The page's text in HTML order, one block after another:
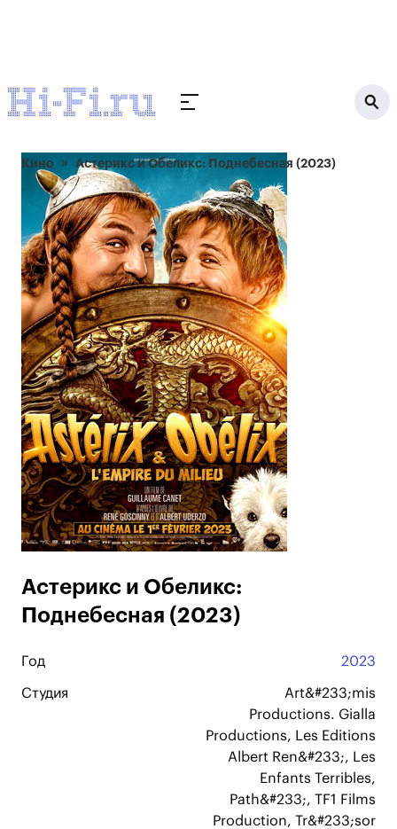
Кино Астерикс и Обеликс: Поднебесная (2023)
Астерикс и Обеликс:
Поднебесная (2023)
Год 2023
Студия
Art&#233;mis
Productions. Gialla
Productions, Les Editions
Albert Ren&#233;, Les
Enfants Terribles,
Path&#233;, TF1 Films
Production, Tr&#233;sor